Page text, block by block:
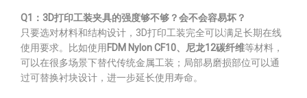
Q1：3D打印工装夹具的强度够不够？会不会容易坏？
只要选对材料和结构设计，3D打印工装完全可以满足长期在线
使用要求。比如使用 FDM Nylon CF10、尼龙12碳纤维等材料，
可以在很多场景下替代传统金属工装；局部易磨损部位可以通
过可替换衬块设计，进一步延长使用寿命。